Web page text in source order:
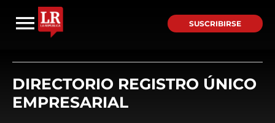
SUSCRIBIRSE
DIRECTORIO REGISTRO ÚNICO
EMPRESARIAL